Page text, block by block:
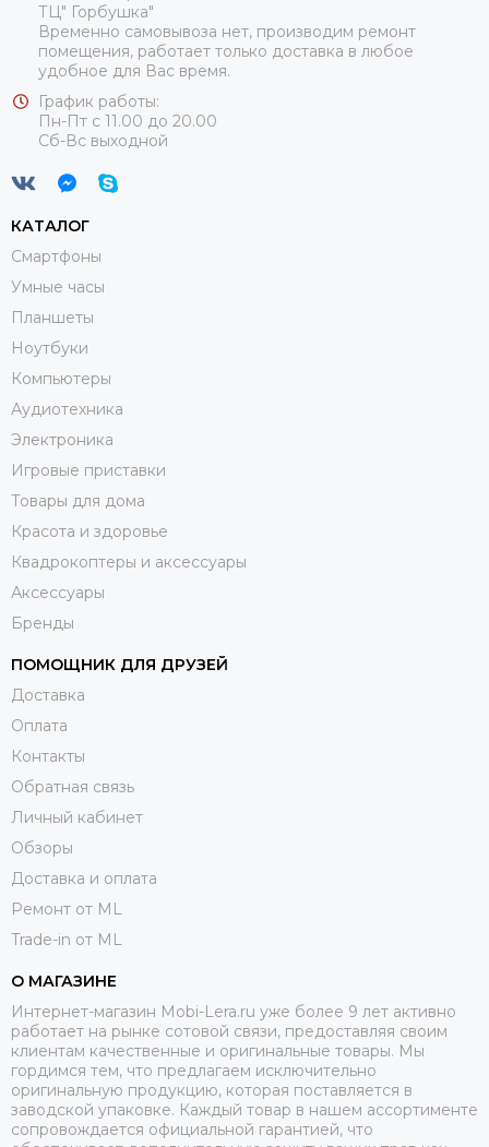
ТЦ" Горбушка"
Временно самовывоза нет, производим ремонт
помещения, работает только доставка в любое
удобное для Вас время.
График работы:
Пн-Пт с 11.00 до 20.00
Сб-Вс выходной
КАТАЛОГ
Смартфоны
Умные часы
Планшеты
Ноутбуки
Компьютеры
Аудиотехника
Электроника
Игровые приставки
Товары для дома
Красота и здоровье
Квадрокоптеры и аксессуары
Аксессуары
Бренды
ПОМОЩНИК ДЛЯ ДРУЗЕЙ
Доставка
Оплата
Контакты
Обратная связь
Личный кабинет
Обзоры
Доставка и оплата
Ремонт от ML
Trade-in от ML
О МАГАЗИНЕ
Интернет-магазин Mobi-Lera.ru уже более 9 лет активно
работает на рынке сотовой связи, предоставляя своим
клиентам качественные и оригинальные товары. Мы
гордимся тем, что предлагаем исключительно
оригинальную продукцию, которая поставляется в
заводской упаковке. Каждый товар в нашем ассортименте
сопровождается официальной гарантией, что